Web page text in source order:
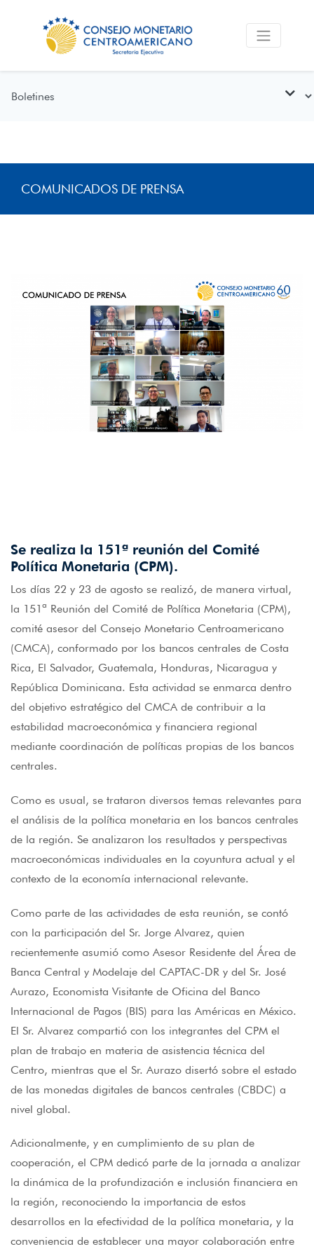
COMUNICADOS DE PRENSA
Se realiza la 151ª reunión del Comité
Política Monetaria (CPM).
Los días 22 y 23 de agosto se realizó, de manera virtual,
la 151ª Reunión del Comité de Política Monetaria (CPM),
comité asesor del Consejo Monetario Centroamericano
(CMCA), conformado por los bancos centrales de Costa
Rica, El Salvador, Guatemala, Honduras, Nicaragua y
República Dominicana. Esta actividad se enmarca dentro
del objetivo estratégico del CMCA de contribuir a la
estabilidad macroeconómica y financiera regional
mediante coordinación de políticas propias de los bancos
centrales.
Como es usual, se trataron diversos temas relevantes para
el análisis de la política monetaria en los bancos centrales
de la región. Se analizaron los resultados y perspectivas
macroeconómicas individuales en la coyuntura actual y el
contexto de la economía internacional relevante.
Como parte de las actividades de esta reunión, se contó
con la participación del Sr. Jorge Alvarez, quien
recientemente asumió como Asesor Residente del Área de
Banca Central y Modelaje del CAPTAC-DR y del Sr. José
Aurazo, Economista Visitante de Oficina del Banco
Internacional de Pagos (BIS) para las Américas en México.
El Sr. Alvarez compartió con los integrantes del CPM el
plan de trabajo en materia de asistencia técnica del
Centro, mientras que el Sr. Aurazo disertó sobre el estado
de las monedas digitales de bancos centrales (CBDC) a
nivel global.
Adicionalmente, y en cumplimiento de su plan de
cooperación, el CPM dedicó parte de la jornada a analizar
la dinámica de la profundización e inclusión financiera en
la región, reconociendo la importancia de estos
desarrollos en la efectividad de la política monetaria, y la
conveniencia de establecer una mayor colaboración entre